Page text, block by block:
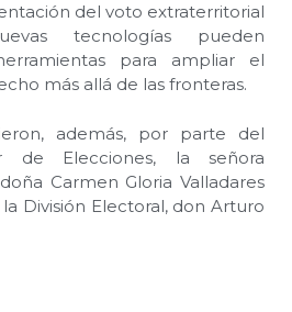
del voto extraterritorial
tecnologías pueden
para ampliar el
más allá de las fronteras.
además, por parte del
de Elecciones, la señora
Carmen Gloria Valladares
División Electoral, don Arturo